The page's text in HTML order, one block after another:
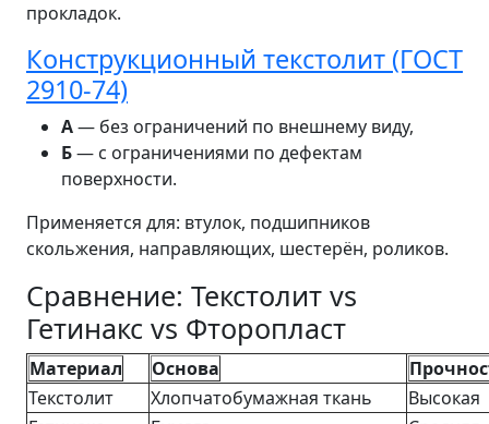
прокладок.
Конструкционный текстолит (ГОСТ
2910-74)
А— без ограничений по внешнему виду,
Б— с ограничениями по дефектам
поверхности.
Применяется для: втулок, подшипников
скольжения, направляющих, шестерён, роликов.
Сравнение: Текстолит vs
Гетинакс vs Фторопласт
Материал Основа
Текстолит
Хлопчатобумажная ткань
Высокая